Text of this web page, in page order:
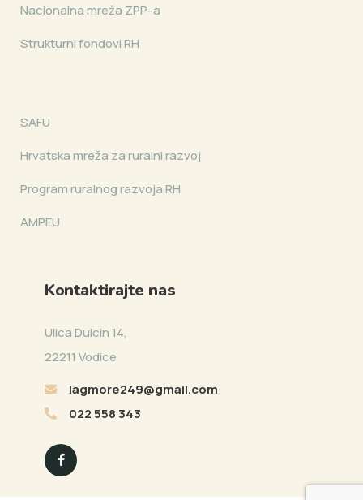
Nacionalna mreža ZPP-a
Strukturni fondovi RH
SAFU
Hrvatska mreža za ruralni razvoj
Program ruralnog razvoja RH
AMPEU
Kontaktirajte nas
Ulica Dulcin 14,
22211 Vodice
lagmore249@gmail.com
022 558 343